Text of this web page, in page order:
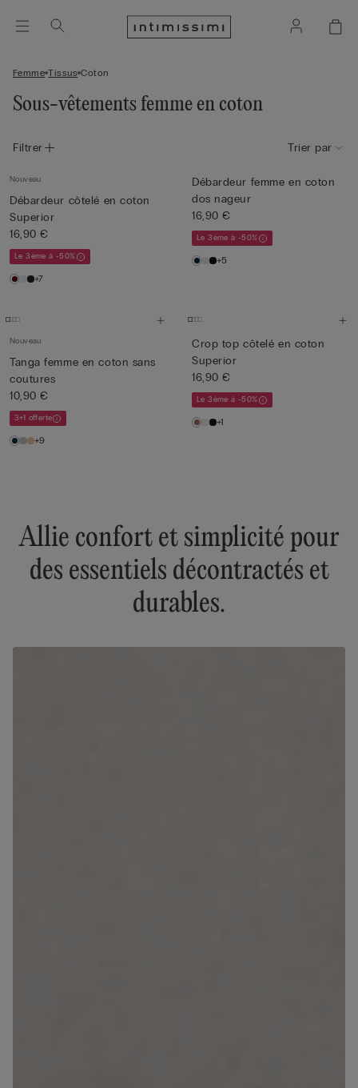
Femme Tissus Coton
Sous-vêtements femme en coton
Filtrer Trier par
Nouveau
Débardeur côtelé en coton
Superior
16,90 €
Le 3ème à -50%
+7
Débardeur femme en coton
dos nageur
16,90 €
Le 3ème à -50%
+5
Nouveau
Tanga femme en coton sans
coutures
10,90 €
3+1 offerte
+9
Crop top côtelé en coton
Superior
16,90 €
Le 3ème à -50%
+1
Allie confort et simplicité pour
des essentiels décontractés et
durables.